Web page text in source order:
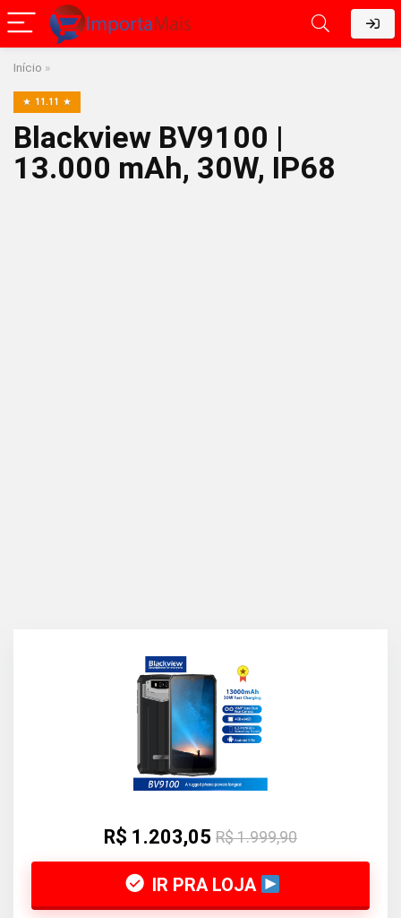
Início »
11.11
Blackview BV9100 |
13.000 mAh, 30W, IP68
R$ 1.203,05 R$ 1.999,90
IR PRA LOJA